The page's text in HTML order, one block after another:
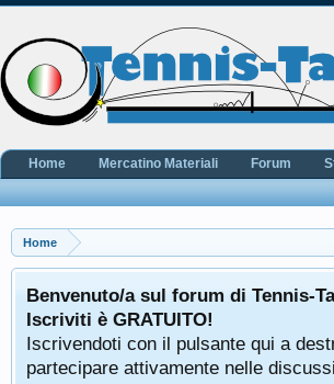
Home
Benvenuto/a sul forum di Tennis-
Iscriviti è GRATUITO!
Iscrivendoti con il pulsante qui a
partecipare attivamente nelle
Home Mercatino Materiali Forum